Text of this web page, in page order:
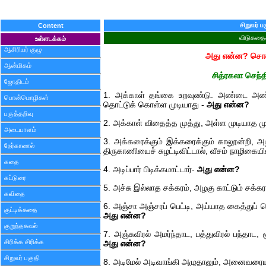
Content
உள்ளடக்கம்
ஆசிரியர் குழு
ஆன்மிகம்
ஜோதிடம்
பொன்மொழிகள்
பகுத்தறிவு
அடையாளம்
நேர்காணல்
கதை
கட்டுரை
கவிதை
குட்டிக்கதை
குறுந்தகவல்
சிரிக்க சிரிக்க
சிறுவர் பகுதி
சிறுவர்
அது என்ன?
சித்ரகலா
1. அக்காள் தங்கை உறவுண்டு. அண்டை
தொட்டுக் கொள்ள முடியாது - அது என்ன?
2. அக்காள் விதைத்த முத்து, அள்ள முடியாத
3. அக்கரைக்கும் இக்கரைக்கும் காலூன்றி,
திருகாணியைச் சுழட்டிவிட்டால், வீசம்
4. அடிப்பார் பிடிக்கமாட்டார்- அது என்ன?
5. அச்சு இல்லாத சக்கரம், அழகு காட்டும்
6. அஞ்சா அஞ்சரப் பெட்டி, அய்யாத கைத்துப்
அது என்ன?
7. அஞ்சுவிரல் அமர்ந்தாட, பத்துவிரல்
அது என்ன?
8. அடிமேல் அடிவாங்கி அழுதாலும்,